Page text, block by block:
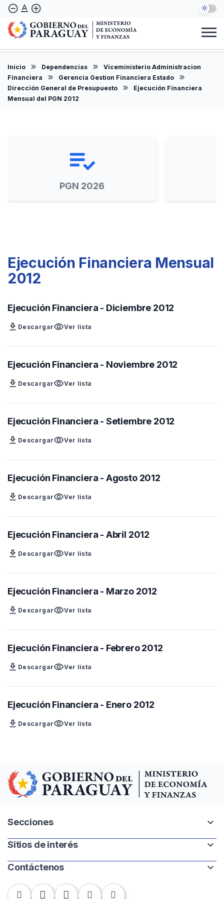
Pasar
contenido
principal
remove_circle_outline text_format add_circle_outline
Inicio Dependencias
Viceministerio Administracion
Financiera
Gerencia Gestion Financiera Estado
Dirección General de Presupuesto
Ejecución Financiera
Mensual del PGN 2012
playlist_add_check
PGN 2026
Ejecución Financiera Mensual
2012
Ejecución Financiera - Diciembre 2012
download DescargarvisibilityVer lista
Ejecución Financiera - Noviembre 2012
download DescargarvisibilityVer lista
Ejecución Financiera - Setiembre 2012
download DescargarvisibilityVer lista
Ejecución Financiera - Agosto 2012
download DescargarvisibilityVer lista
Ejecución Financiera - Abril 2012
download DescargarvisibilityVer lista
Ejecución Financiera - Marzo 2012
download DescargarvisibilityVer lista
Ejecución Financiera - Febrero 2012
download DescargarvisibilityVer lista
Ejecución Financiera - Enero 2012
download DescargarvisibilityVer lista
Secciones expand_more
Intranet
Mapa del sitio
Sitios de interés expand_more
Paraguay.gov.py
Banco Central del Paraguay
Contáctenos expand_more
Chile 252 | 1220. Asunción, Paraguay